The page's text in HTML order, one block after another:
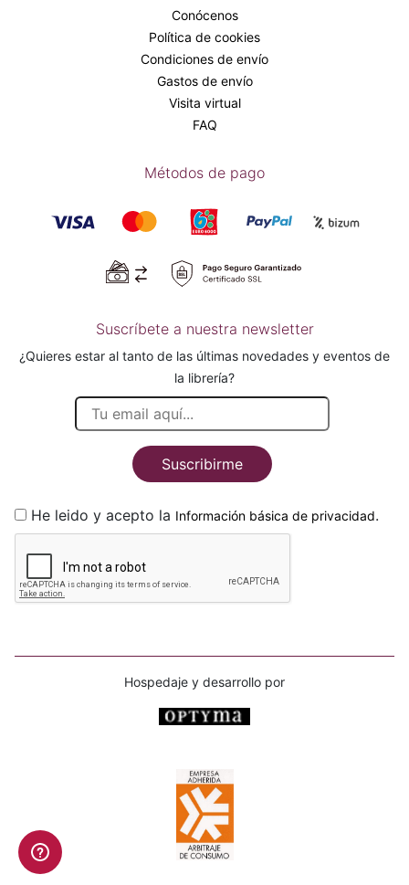
Conócenos
Política de cookies
Condiciones de envío
Gastos de envío
Visita virtual
FAQ
Métodos de pago
Suscríbete a nuestra newsletter
¿Quieres estar al tanto de las últimas novedades y eventos de
la librería?
Suscribirme
He leido y acepto la Información básica de privacidad.
Hospedaje y desarrollo por